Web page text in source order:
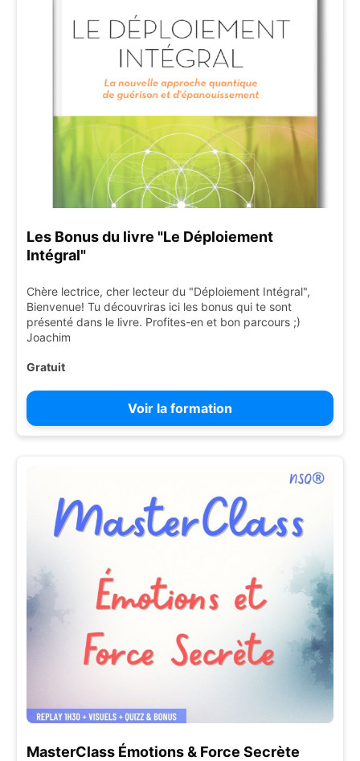
Les Bonus du livre "Le Déploiement
Intégral"
Chère lectrice, cher lecteur du "Déploiement Intégral",
Bienvenue! Tu découvriras ici les bonus qui te sont
présenté dans le livre. Profites-en et bon parcours ;)
Joachim
Gratuit
Voir la formation
MasterClass Émotions & Force Secrète